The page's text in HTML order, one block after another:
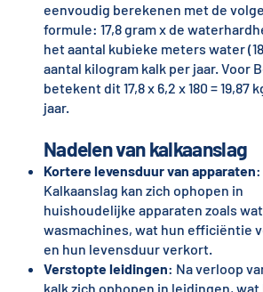
eenvoudig berekenen met de
formule: 17,8 gram x de
het aantal kubieke meters water
aantal kilogram kalk per jaar. Voor
betekent dit 17,8 x 6,2 x 180 = 19,87
jaar.
Nadelen van kalkaanslag
Kortere levensduur van apparaten:
Kalkaanslag kan zich ophopen in
huishoudelijke apparaten zoals
wasmachines, wat hun efficiëntie
en hun levensduur verkort.
Verstopte leidingen: Na verloop
kalk zich ophopen in leidingen, wat